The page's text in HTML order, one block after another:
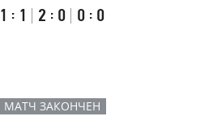
встречи
таймам
Первый
1 : 1
Второй
2 : 0
Третий
0 : 0
МАТЧ ЗАКОНЧЕН